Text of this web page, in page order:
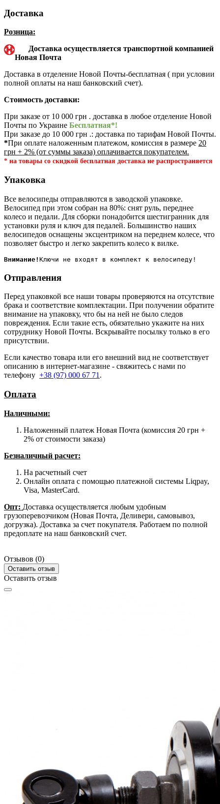
Доставка
Розница:
Доставка осуществляется транспортной компанией
Новая Почта
Доставка в отделение Новой Почты-бесплатная ( при условии
полной оплаты на наш банковский счет).
Стоимость доставки:
При заказе от 10 000 грн . доставка в любое отделение Новой
Почты по Украине Бесплатная*!
При заказе до 10 000 грн .: доставка по тарифам Новой Почты.
*При оплате наложенным платежом, комиссия в размере 20
грн + 2% (от суммы заказа) оплачивается покупателем.
* на товары со скидкой бесплатная доставка не распространяется
Упаковка
Все велосипеды отправляются в заводской упаковке.
Велосипед при этом собран на 80%: снят руль, переднее
колесо и педали. Для сборки понадобится шестигранник для
установки руля и ключ для педалей. Большинство наших
велосипедов оснащены эксцентриком на переднем колесе, что
позволяет быстро и легко закрепить колесо к вилке.
Внимание!
Отправления
Перед упаковкой все наши товары проверяются на отсутствие
брака и соответствие комплектации. При получении обратите
внимание на упаковку, что бы на ней не было следов
повреждения. Если такие есть, обязательно укажите на них
сотруднику Новой Почты. Вскрывайте посылку только в его
присутствии.
Если качество товара или его внешний вид не соответствует
описанию в интернет-магазине - свяжитесь с нами по
телефону +38 (97) 000 67 71 .
Оплата
Наличными:
Наложенный платеж Новая Почта (комиссия 20 грн +
2% от стоимости заказа)
Безналичный расчет:
На расчетный счет
Онлайн оплата с помощью платежной системы Liqpay,
Visa, MasterCard.
Опт: Доставка осуществляется любым удобным
грузоперевозчиком (Новая Почта, Деливери, самовывоз,
догрузка). Доставка за счет покупателя. Работаем по полной
предоплате на наш банковский счет.
Отзывов (0)
Оставить отзыв
Оставить отзыв